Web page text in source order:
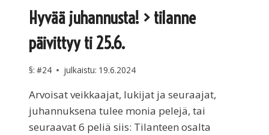
Hyvää juhannusta! > tilanne
päivittyy ti 25.6.
§: #24 julkaistu: 19.6.2024
Arvoisat veikkaajat, lukijat ja seuraajat,
juhannuksena tulee monia pelejä, tai
seuraavat 6 peliä siis: Tilanteen osalta